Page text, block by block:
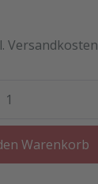
Versandkosten
Warenkorb